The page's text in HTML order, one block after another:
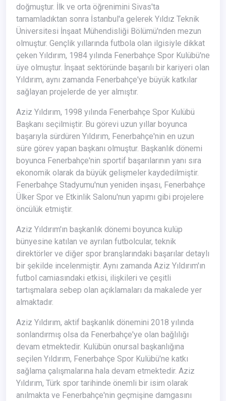
doğmuştur. İlk ve orta öğrenimini Sivas'ta
tamamladıktan sonra İstanbul'a gelerek Yıldız Teknik
Üniversitesi İnşaat Mühendisliği Bölümü'nden mezun
olmuştur. Gençlik yıllarında futbola olan ilgisiyle dikkat
çeken Yıldırım, 1984 yılında Fenerbahçe Spor Kulübü'ne
üye olmuştur. İnşaat sektöründe başarılı bir kariyeri olan
Yıldırım, aynı zamanda Fenerbahçe'ye büyük katkılar
sağlayan projelerde de yer almıştır.
Aziz Yıldırım, 1998 yılında Fenerbahçe Spor Kulübü
Başkanı seçilmiştir. Bu görevi uzun yıllar boyunca
başarıyla sürdüren Yıldırım, Fenerbahçe'nin en uzun
süre görev yapan başkanı olmuştur. Başkanlık dönemi
boyunca Fenerbahçe'nin sportif başarılarının yanı sıra
ekonomik olarak da büyük gelişmeler kaydedilmiştir.
Fenerbahçe Stadyumu'nun yeniden inşası, Fenerbahçe
Ülker Spor ve Etkinlik Salonu'nun yapımı gibi projelere
öncülük etmiştir.
Aziz Yıldırım'ın başkanlık dönemi boyunca kulüp
bünyesine katılan ve ayrılan futbolcular, teknik
direktörler ve diğer spor branşlarındaki başarılar detaylı
bir şekilde incelenmiştir. Aynı zamanda Aziz Yıldırım'ın
futbol camiasındaki etkisi, ilişkileri ve çeşitli
tartışmalara sebep olan açıklamaları da makalede yer
almaktadır.
Aziz Yıldırım, aktif başkanlık dönemini 2018 yılında
sonlandırmış olsa da Fenerbahçe'ye olan bağlılığı
devam etmektedir. Kulübün onursal başkanlığına
seçilen Yıldırım, Fenerbahçe Spor Kulübü'ne katkı
sağlama çalışmalarına hala devam etmektedir. Aziz
Yıldırım, Türk spor tarihinde önemli bir isim olarak
anılmakta ve Fenerbahçe'nin geçmişine damgasını